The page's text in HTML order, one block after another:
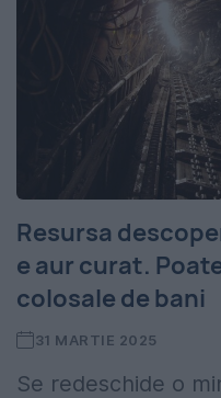
Resursa
e aur curat.
colosale de bani
31 MARTIE 2025
Se redeschide o